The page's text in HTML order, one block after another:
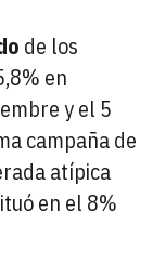
de los
en
y el 5
campaña de
atípica
en el 8%